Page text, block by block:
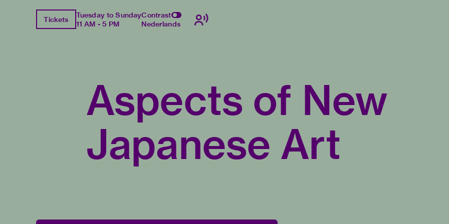
Tickets
Tuesday to Sunday
11 AM - 5 PM
Contrast
Nederlands
Aspects of New
Japanese Art